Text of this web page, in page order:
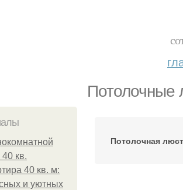
Потолочные
кв.
40 кв. м:
и уютных
Потолочная